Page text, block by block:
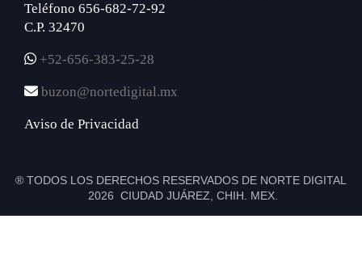
Teléfono 656-682-72-92
C.P. 32470
+52-656-383-25-28
buzon@nortedigital.mx
Aviso de Privacidad
® TODOS LOS DERECHOS RESERVADOS DE NORTE DIGITAL
2026 CIUDAD JUÁREZ, CHIH. MEX.